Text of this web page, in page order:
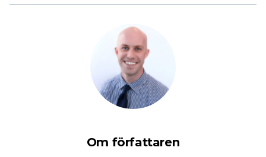
Om författaren